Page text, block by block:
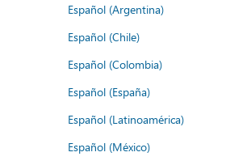
Español (Argentina)
Español (Chile)
Español (Colombia)
Español (España)
Español (Latinoamérica)
Español (México)